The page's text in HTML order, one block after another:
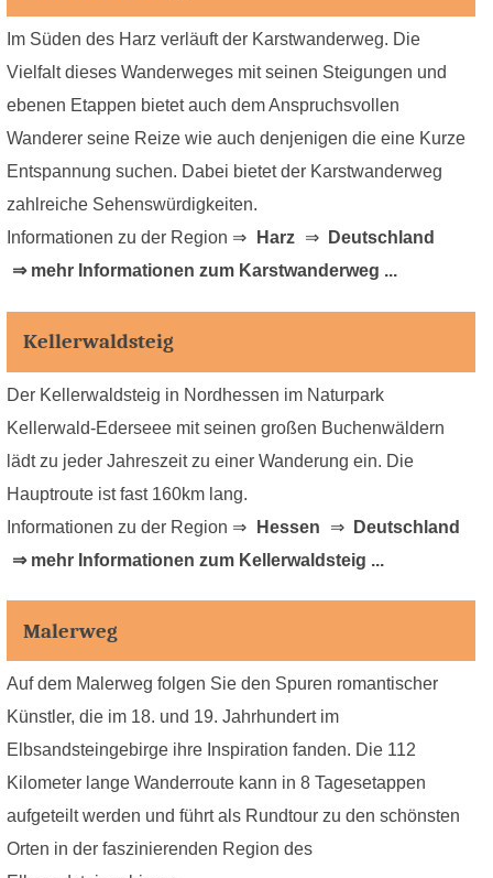
Im Süden des Harz verläuft der Karstwanderweg. Die
Vielfalt dieses Wanderweges mit seinen Steigungen und
ebenen Etappen bietet auch dem Anspruchsvollen
Wanderer seine Reize wie auch denjenigen die eine Kurze
Entspannung suchen. Dabei bietet der Karstwanderweg
zahlreiche Sehenswürdigkeiten.
Informationen zu der Region ⇒
Harz ⇒
Deutschland
⇒ mehr Informationen zum Karstwanderweg ...
Kellerwaldsteig
Der Kellerwaldsteig in Nordhessen im Naturpark
Kellerwald-Ederseee mit seinen großen Buchenwäldern
lädt zu jeder Jahreszeit zu einer Wanderung ein. Die
Hauptroute ist fast 160km lang.
Informationen zu der Region ⇒
Hessen ⇒
Deutschland
⇒ mehr Informationen zum Kellerwaldsteig ...
Malerweg
Auf dem Malerweg folgen Sie den Spuren romantischer
Künstler, die im 18. und 19. Jahrhundert im
Elbsandsteingebirge ihre Inspiration fanden. Die 112
Kilometer lange Wanderroute kann in 8 Tagesetappen
aufgeteilt werden und führt als Rundtour zu den schönsten
Orten in der faszinierenden Region des